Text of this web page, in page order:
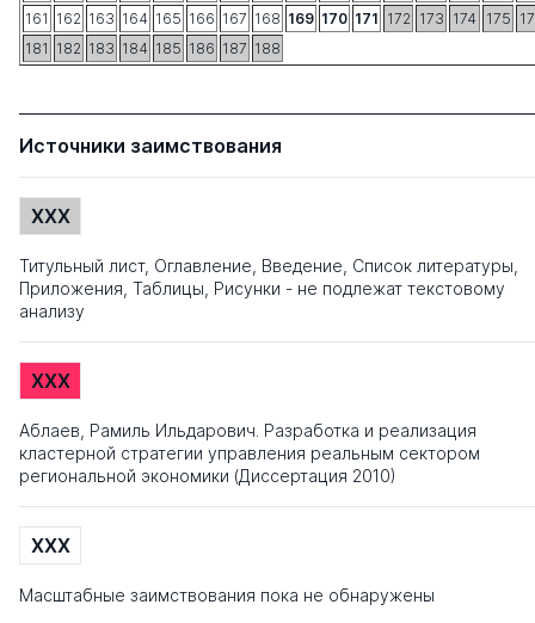
161 162 163 164 165 166 167 168 169 170 171 172 173 174 175
181 182 183 184 185 186 187 188
Источники заимствования
XXX
Титульный лист, Оглавление, Введение, Список литературы,
Приложения, Таблицы, Рисунки - не подлежат текстовому
анализу
XXX
Аблаев, Рамиль Ильдарович. Разработка и реализация
кластерной стратегии управления реальным сектором
региональной экономики (Диссертация 2010)
XXX
Масштабные заимствования пока не обнаружены